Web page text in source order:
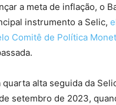
a meta de inflação, o
instrumento a Selic,
Comitê de Política
quarta alta seguida da
setembro de 2023,